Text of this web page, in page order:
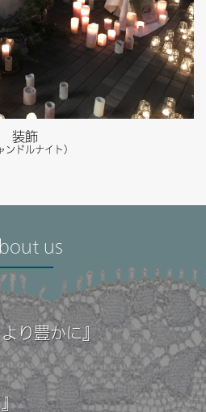
装飾
ンドルナイト）
us
り豊かに』